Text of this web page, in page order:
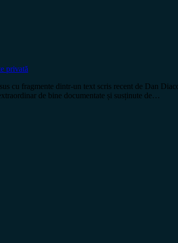
privată
fragmente dintr-un text scris recent de Dan
de bine documentate și susținute de…